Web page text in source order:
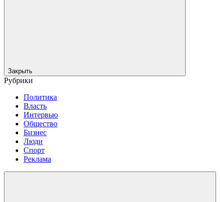
Закрыть
Рубрики
Политика
Власть
Интервью
Общество
Бизнес
Люди
Спорт
Реклама